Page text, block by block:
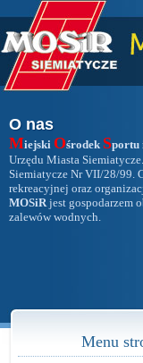
O nas
Miejski Ośrodek Sportu
Urzędu Miasta
Siemiatycze Nr VII/28/99.
rekreacyjnej oraz
MOSiRjest gospodarzem
zalewów wodnych.
Menu